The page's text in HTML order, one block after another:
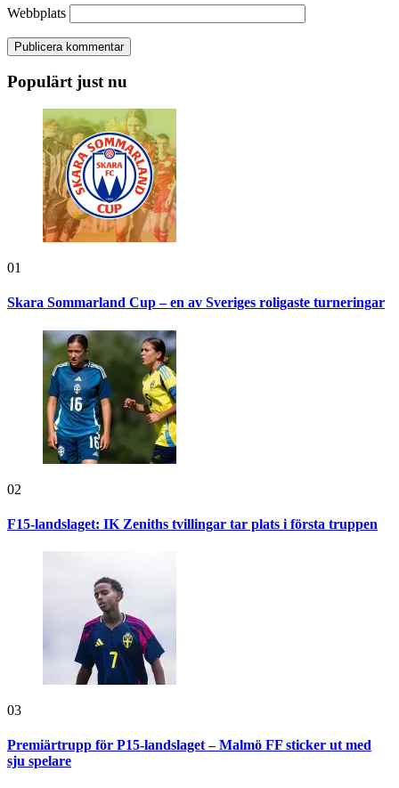
Webbplats
Populärt just nu
01
Skara Sommarland Cup – en av Sveriges roligaste turneringar
02
F15-landslaget: IK Zeniths tvillingar tar plats i första truppen
03
Premiärtrupp för P15-landslaget – Malmö FF sticker ut med
sju spelare